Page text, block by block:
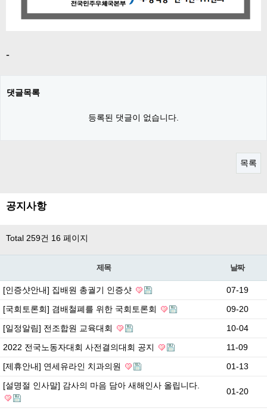
-
댓글목록
등록된 댓글이 없습니다.
목록
공지사항
Total 259건 16 페이지
제목 날짜
[인증샷안내] 집배원 총궐기 인증샷
07-19
[국회토론회] 겸배철폐를 위한 국회토론회
09-20
[일정알림] 전조합원 교육대회
10-04
2022 전국노동자대회 사전결의대회 공지
11-09
[제휴안내] 연세유라인 치과의원
01-13
[설명절 인사말] 감사의 마음 담아 새해인사 올립니다.
01-20